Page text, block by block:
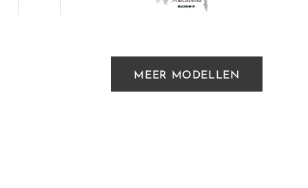
MEER MODELLEN